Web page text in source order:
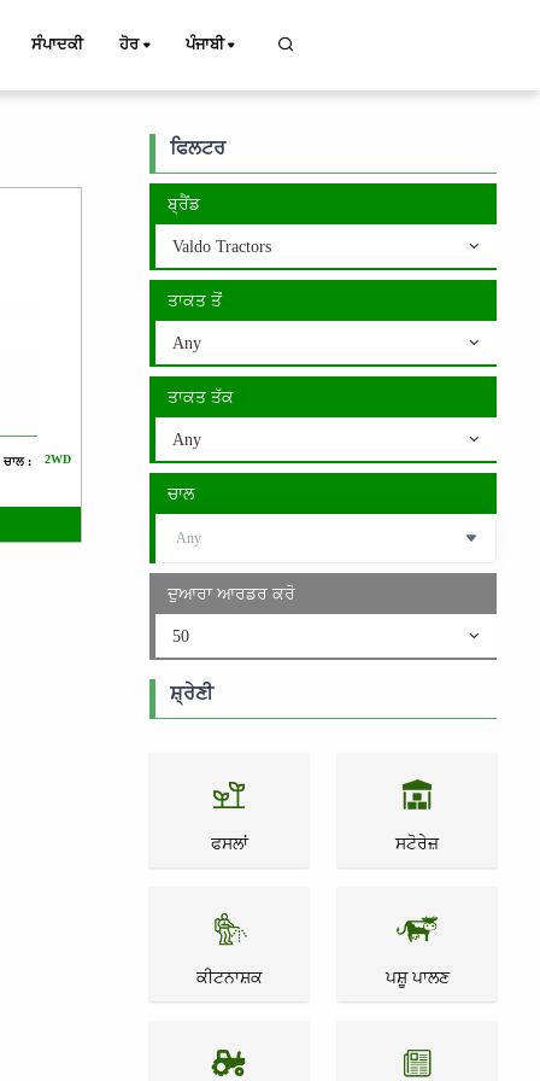
ਸੰਪਾਦਕੀ ਹੋਰ ਪੰਜਾਬੀ
ਚਾਲ : 2WD
ਫਿਲਟਰ
ਬ੍ਰੈਂਡ
Valdo Tractors
ਤਾਕਤ ਤੋਂ
Any
ਤਾਕਤ ਤੱਕ
Any
ਚਾਲ
ਦੁਆਰਾ ਆਰਡਰ ਕਰੋ
50
ਸ਼੍ਰੇਣੀ
ਫਸਲਾਂ ਸਟੋਰੇਜ਼
ਕੀਟਨਾਸ਼ਕ ਪਸ਼ੂ ਪਾਲਣ